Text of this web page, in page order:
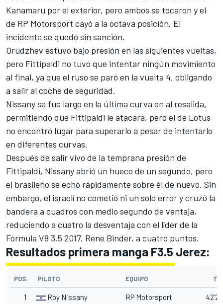
Kanamaru por el exterior, pero ambos se tocaron y el
de RP Motorsport cayó a la octava posición. El
incidente se quedó sin sanción.
Orudzhev estuvo bajo presión en las siguientes vueltas,
pero Fittipaldi no tuvo que intentar ningún movimiento
al final, ya que el ruso se paró en la vuelta 4, obligando
a salir al coche de seguridad.
Nissany se fue largo en la última curva en al resalida,
permitiendo que Fittipaldi le atacara, pero el de Lotus
no encontró lugar para superarlo a pesar de intentarlo
en diferentes curvas.
Después de salir vivo de la temprana presión de
Fittipaldi, Nissany abrió un hueco de un segundo, pero
el brasileño se echó rápidamente sobre él de nuevo. Sin
embargo, el israelí no cometió ni un solo error y cruzó la
bandera a cuadros con medio segundo de ventaja,
reduciendo a cuatro la desventaja con el líderde la
Fórmula V8 3.5 2017, Rene Binder, a cuatro puntos.
Resultados primera manga F3.5 Jerez:
POS. PILOTO EQUIPO
1 Roy Nissany RP Motorsport